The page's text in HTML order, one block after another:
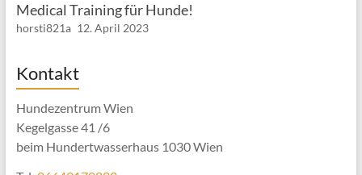
Medical Training für Hunde!
horsti821a 12. April 2023
Kontakt
Hundezentrum Wien
Kegelgasse 41 /6
beim Hundertwasserhaus 1030 Wien